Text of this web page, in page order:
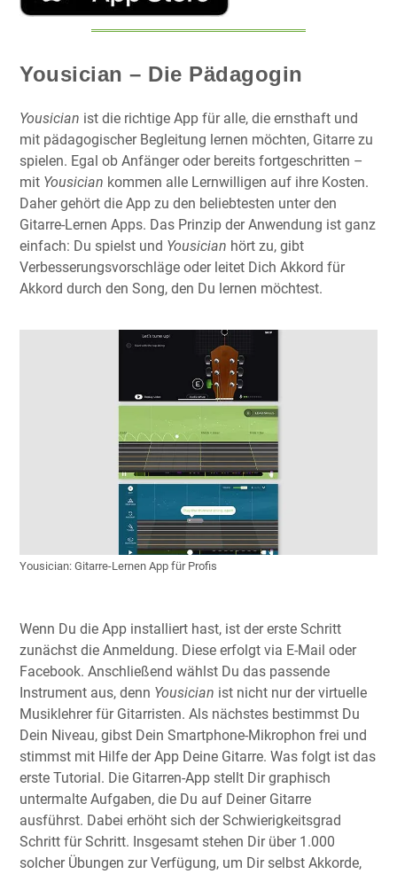
Yousician – Die Pädagogin
Yousician ist die richtige App für alle, die ernsthaft und
mit pädagogischer Begleitung lernen möchten, Gitarre zu
spielen. Egal ob Anfänger oder bereits fortgeschritten –
mit Yousician kommen alle Lernwilligen auf ihre Kosten.
Daher gehört die App zu den beliebtesten unter den
Gitarre-Lernen Apps. Das Prinzip der Anwendung ist ganz
einfach: Du spielst und Yousician hört zu, gibt
Verbesserungsvorschläge oder leitet Dich Akkord für
Akkord durch den Song, den Du lernen möchtest.
Yousician: Gitarre-Lernen App für Profis
Wenn Du die App installiert hast, ist der erste Schritt
zunächst die Anmeldung. Diese erfolgt via E-Mail oder
Facebook. Anschließend wählst Du das passende
Instrument aus, denn Yousician ist nicht nur der virtuelle
Musiklehrer für Gitarristen. Als nächstes bestimmst Du
Dein Niveau, gibst Dein Smartphone-Mikrophon frei und
stimmst mit Hilfe der App Deine Gitarre. Was folgt ist das
erste Tutorial. Die Gitarren-App stellt Dir graphisch
untermalte Aufgaben, die Du auf Deiner Gitarre
ausführst. Dabei erhöht sich der Schwierigkeitsgrad
Schritt für Schritt. Insgesamt stehen Dir über 1.000
solcher Übungen zur Verfügung, um Dir selbst Akkorde,